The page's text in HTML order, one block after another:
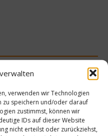
verwenden wir Technologien
zu speichern und/oder darauf
zustimmst, können wir
IDs auf dieser Website
nicht erteilst oder zurückziehst,
Ratgeber
Geheimnis